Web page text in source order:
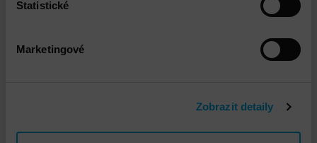
Statistické
Marketingové
Zobrazit detaily